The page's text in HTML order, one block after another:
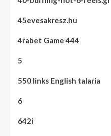
45evesakresz.hu
4rabet Game 444
5
550 links English talaria
6
642i